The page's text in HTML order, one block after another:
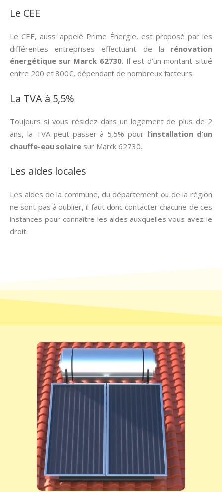
Le CEE
Le CEE, aussi appelé Prime Énergie, est proposé par les
différentes entreprises effectuant de la rénovation
énergétique sur Marck 62730. Il est d’un montant situé
entre 200 et 800€, dépendant de nombreux facteurs.
La TVA à 5,5%
Toujours si vous résidez dans un logement de plus de 2
ans, la TVA peut passer à 5,5% pour l’installation d’un
chauffe-eau solaire sur Marck 62730.
Les aides locales
Les aides de la commune, du département ou de la région
ne sont pas à oublier, il faut donc contacter chacune de ces
instances pour connaître les aides auxquelles vous avez le
droit.